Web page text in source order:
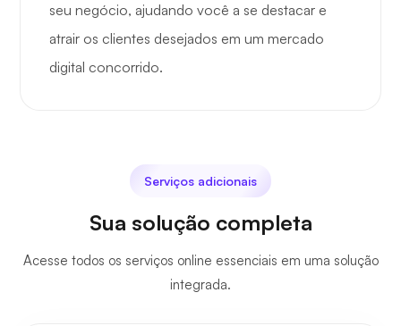
seu negócio, ajudando você a se destacar e
atrair os clientes desejados em um mercado
digital concorrido.
Serviços adicionais
Sua solução completa
Acesse todos os serviços online essenciais em uma solução
integrada.